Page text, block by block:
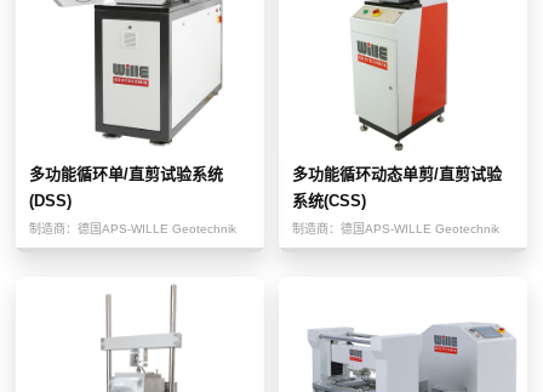
多功能循环单/直剪试验系统
(DSS)
制造商： 德国APS-WILLE Geotechnik
多功能循环动态单剪/直剪试验
系统(CSS)
制造商： 德国APS-WILLE Geotechnik